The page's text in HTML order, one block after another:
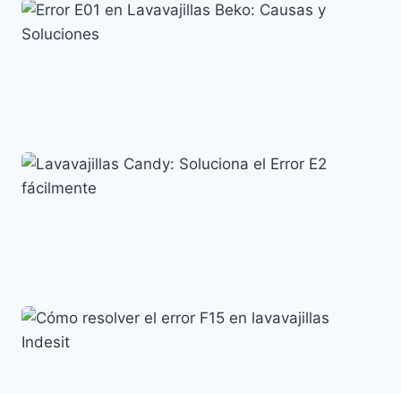
Error E15 en Lavavajillas Siemens: Causas y
Soluciones
Error E01 en Lavavajillas Beko: Causas y Soluciones
Códigos de error y su significado
Lavavajillas Candy: Soluciona el Error E2 fácilmente
Códigos de error y su significado